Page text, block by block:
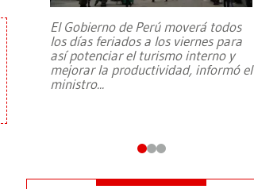
El Gobierno de Perú moverá todos
los días feriados a los viernes para
así potenciar el turismo interno y
mejorar la productividad, informó el
ministro...